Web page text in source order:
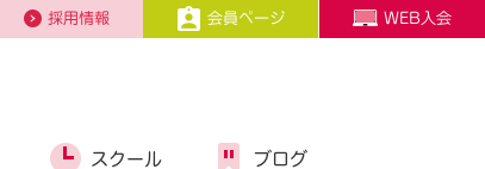
採用情報 会員ページ WEB入会
スクール ブログ